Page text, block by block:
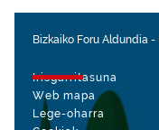
Bizkaiko Foru Aldundia -
Irisgarritasuna
Web mapa
Lege-oharra